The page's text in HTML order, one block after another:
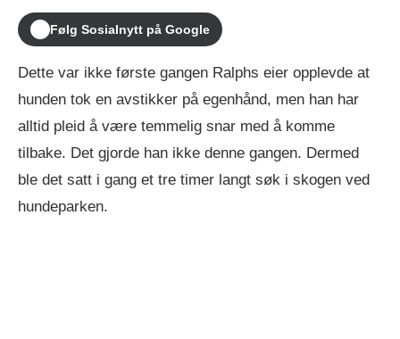
Følg Sosialnytt på Google
Dette var ikke første gangen Ralphs eier opplevde at
hunden tok en avstikker på egenhånd, men han har
alltid pleid å være temmelig snar med å komme
tilbake. Det gjorde han ikke denne gangen. Dermed
ble det satt i gang et tre timer langt søk i skogen ved
hundeparken.